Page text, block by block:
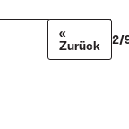
«
Zurück
2/